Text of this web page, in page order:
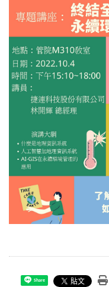
Share